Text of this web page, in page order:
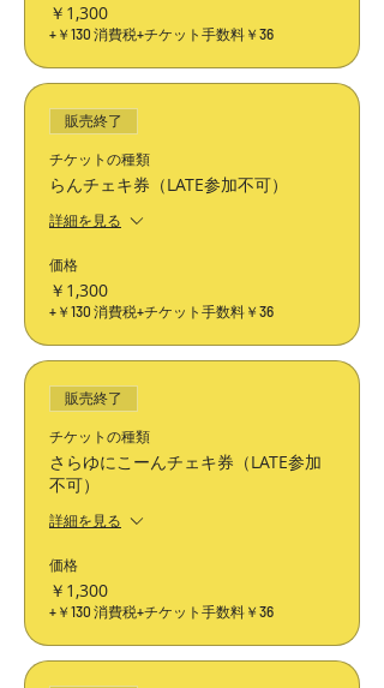
￥1,300
+￥130 消費税+チケット手数料￥36
販売終了
チケットの種類
らんチェキ券（LATE参加不可）
詳細を見る
価格
￥1,300
+￥130 消費税+チケット手数料￥36
販売終了
チケットの種類
さらゆにこーんチェキ券（LATE参加
不可）
詳細を見る
価格
￥1,300
+￥130 消費税+チケット手数料￥36